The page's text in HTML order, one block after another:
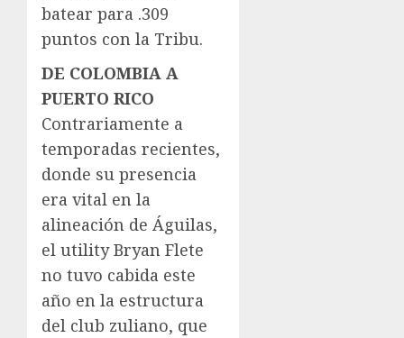
batear para .309
puntos con la Tribu.
DE COLOMBIA A
PUERTO RICO
Contrariamente a
temporadas recientes,
donde su presencia
era vital en la
alineación de Águilas,
el utility Bryan Flete
no tuvo cabida este
año en la estructura
del club zuliano, que